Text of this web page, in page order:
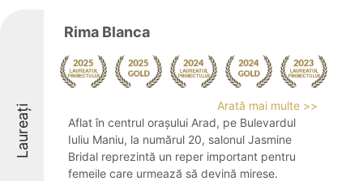
Laureați
Rima Blanca
Arată mai multe >>
Aflat în centrul orașului Arad, pe Bulevardul
Iuliu Maniu, la numărul 20, salonul Jasmine
Bridal reprezintă un reper important pentru
femeile care urmează să devină mirese.